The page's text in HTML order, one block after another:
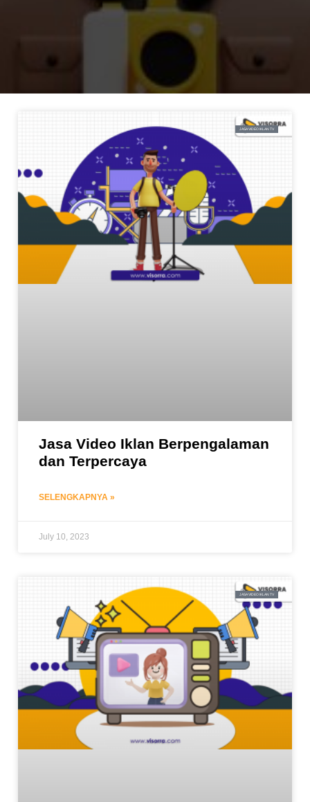
JASA VIDEO IKLAN TV
Jasa Video Iklan Berpengalaman
dan Terpercaya
SELENGKAPNYA »
July 10, 2023
JASA VIDEO IKLAN TV